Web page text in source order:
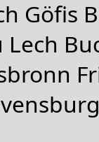
Göfis
Lech